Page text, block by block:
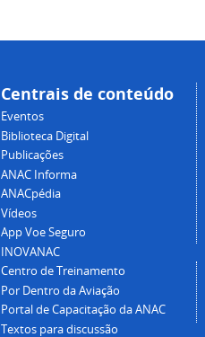
Centrais de conteúdo
Eventos
Biblioteca Digital
Publicações
ANAC Informa
ANACpédia
Vídeos
App Voe Seguro
INOVANAC
Centro de Treinamento
Por Dentro da Aviação
Portal de Capacitação da ANAC
Textos para discussão